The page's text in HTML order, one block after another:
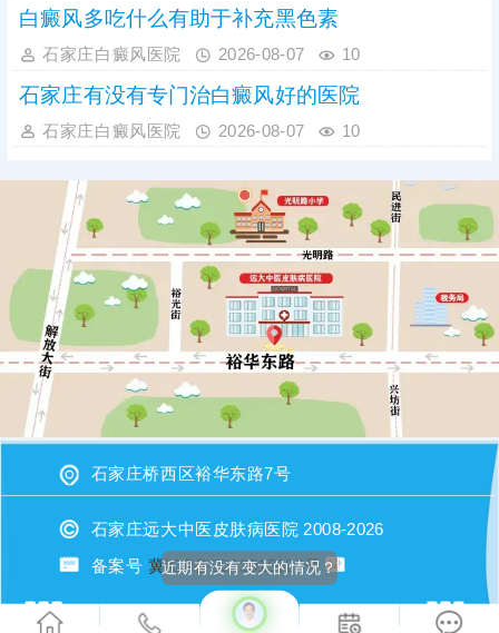
白癜风多吃什么有助于补充黑色素
石家庄白癜风医院 2026-08-07 10
石家庄有没有专门治白癜风好的医院
石家庄白癜风医院 2026-08-07 10
石家庄桥西区裕华东路7号
石家庄远大中医皮肤病医院 2008-2026
备案号 冀ICP备2023015620号
近期有没有变大的情况？